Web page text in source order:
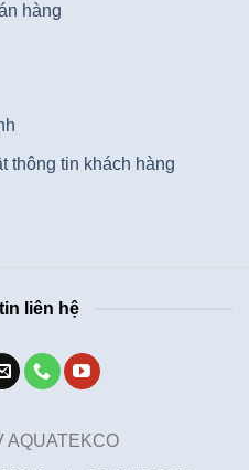
hàng
thông tin khách hàng
liên hệ
AQUATEKCO